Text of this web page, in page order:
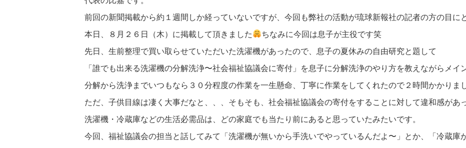
前回の新聞掲載から約１週間しか経っていないですが、今回も弊社の活動が琉球新報社の記者の方の目に
本日、８月２６日（木）に掲載して頂きました
ちなみに今回は息子が主役です笑
先日、生前整理で買い取らせていただいた洗濯機があったので、息子の夏休みの自由研究と題して
「誰でも出来る洗濯機の分解洗浄〜社会福祉協議会に寄付」を息子に分解洗浄のやり方を教えながらメイ
分解から洗浄までいつもなら３０分程度の作業を一生懸命、丁寧に作業をしてくれたので２時間かかりま
ただ、子供目線は凄く大事だなと、、、そもそも、社会福祉協議会の寄付をすることに対して違和感があ
洗濯機・冷蔵庫などの生活必需品は、どの家庭でも当たり前にあると思っていたみたいです。
今回、福祉協議会の担当と話してみて「洗濯機が無いから手洗いでやっているんだよ〜」とか、「冷蔵庫